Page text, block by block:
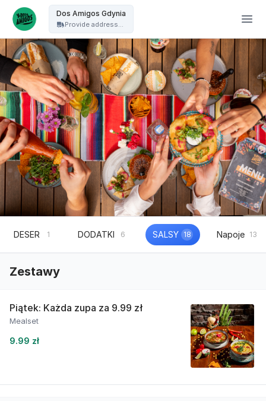
Dos Amigos Gdynia
Provide address...
DESER 1 DODATKI 6 SALSY 18 Napoje 13
Zestawy
Piątek: Każda zupa za 9.99 zł
Mealset
9.99 zł